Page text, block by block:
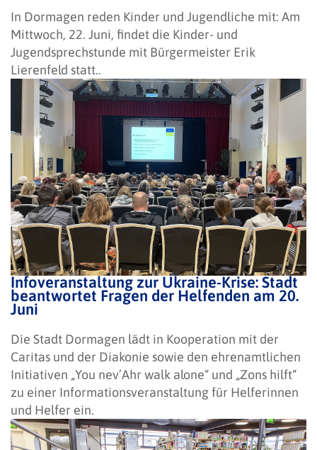
In Dormagen reden Kinder und Jugendliche mit: Am
Mittwoch, 22. Juni, findet die Kinder- und
Jugendsprechstunde mit Bürgermeister Erik
Lierenfeld statt..
Infoveranstaltung zur Ukraine-Krise: Stadt
beantwortet Fragen der Helfenden am 20.
Juni
Die Stadt Dormagen lädt in Kooperation mit der
Caritas und der Diakonie sowie den ehrenamtlichen
Initiativen „You nev’Ahr walk alone“ und „Zons hilft“
zu einer Informationsveranstaltung für Helferinnen
und Helfer ein.